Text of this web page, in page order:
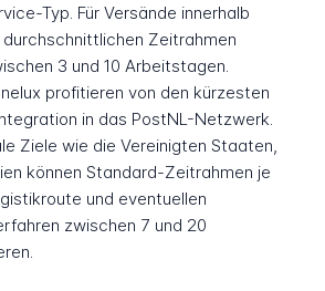
Typ. Für Versände innerhalb
durchschnittlichen Zeitrahmen
3 und 10 Arbeitstagen.
profitieren von den kürzesten
in das PostNL-Netzwerk.
Ziele wie die Vereinigten Staaten,
können Standard-Zeitrahmen je
und eventuellen
zwischen 7 und 20